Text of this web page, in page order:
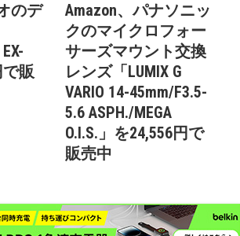
のデ
で販
Amazon、パナソニッ
クのマイクロフォー
サーズマウント交換
レンズ「LUMIX G
VARIO 14-45mm/F3.5-
5.6 ASPH./MEGA
O.I.S.」を24,556円で
販売中